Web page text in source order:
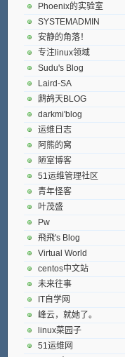
Phoenix的实验室
SYSTEMADMIN
安静的角落！
专注linux领域
Sudu's Blog
Laird-SA
鹧鸪天BLOG
darkmi'blog
运维日志
阿熊的窝
陋室博客
51运维管理社区
青年怪客
叶茂盛
Pw
飛飛's Blog
Virtual World
centos中文站
未来往事
IT自学网
峰云，就她了。
linux菜园子
51运维网